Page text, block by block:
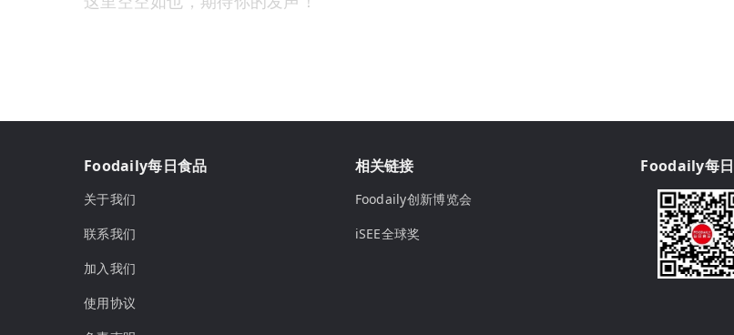
Foodaily每日食品
关于我们
联系我们
加入我们
使用协议
相关链接
Foodaily创新博览会
iSEE全球奖
Foodaily每